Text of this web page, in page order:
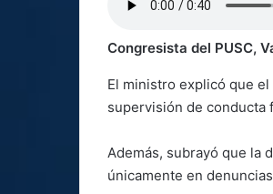
Congresista del PUSC,
El ministro explicó que
supervisión de conducta
Además, subrayó que la
únicamente en